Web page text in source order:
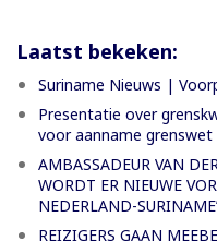
Laatst bekeken:
Suriname Nieuws |
Presentatie over
voor aanname grenswet
AMBASSADEUR VAN
WORDT ER NIEUWE
NEDERLAND-
REIZIGERS GAAN